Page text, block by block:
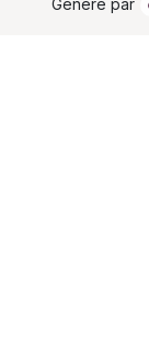
Généré par